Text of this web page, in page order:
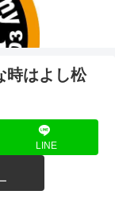
時はよし松
LINE